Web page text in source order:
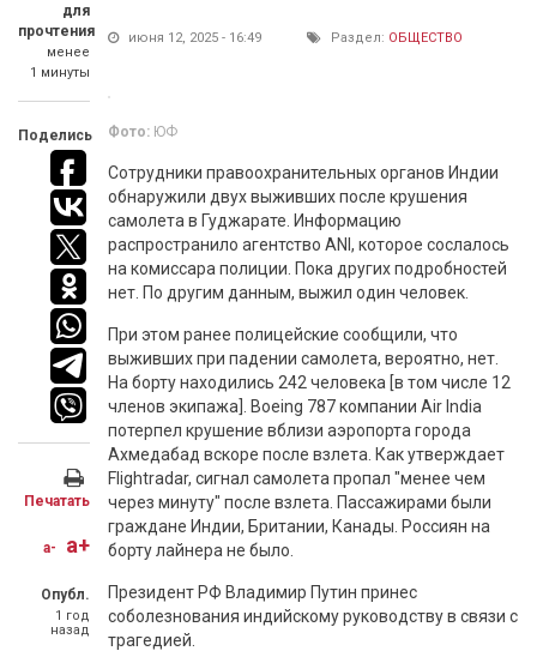
для
прочтения
менее
1 минуты
Поделись
Печатать
a- a+
Опубл.
1 год
назад
июня 12, 2025 - 16:49 Раздел: ОБЩЕСТВО
Фото: ЮФ
Сотрудники правоохранительных органов Индии
обнаружили двух выживших после крушения
самолета в Гуджарате. Информацию
распространило агентство ANI, которое сослалось
на комиссара полиции. Пока других подробностей
нет. По другим данным, выжил один человек.
При этом ранее полицейские сообщили, что
выживших при падении самолета, вероятно, нет.
На борту находились 242 человека [в том числе 12
членов экипажа]. Boeing 787 компании Air India
потерпел крушение вблизи аэропорта города
Ахмедабад вскоре после взлета. Как утверждает
Flightradar, сигнал самолета пропал "менее чем
через минуту" после взлета. Пассажирами были
граждане Индии, Британии, Канады. Россиян на
борту лайнера не было.
Президент РФ Владимир Путин принес
соболезнования индийскому руководству в связи с
трагедией.